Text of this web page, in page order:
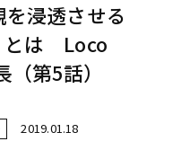
浸透させる
とは Loco
第5話）
2019.01.18